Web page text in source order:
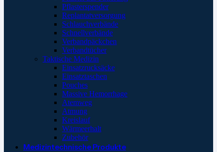
Pflasterspender
Replantatversorgung
Schlauchverbände
Schnellverbände
Verbandpäckchen
Verbandtücher
Taktische Medizin
Einsatzrucksäcke
Einsatztaschen
Pouches
Massive Hemorrhage
Atemweg
Atmung
Kreislauf
Wärmeerhalt
Zubehör
Medizintechnische Produkte